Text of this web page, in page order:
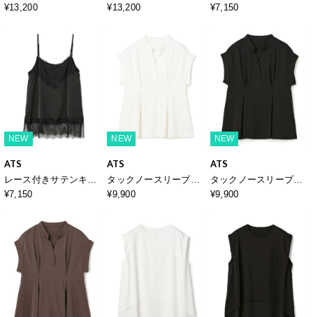
ルオーバー
¥13,200
ルオーバー
¥13,200
ミソール
¥7,150
NEW
ATS
レース付きサテンキャ
ミソール
¥7,150
NEW
ATS
タックノースリーブカ
ットソー
¥9,900
NEW
ATS
タックノースリーブカ
ットソー
¥9,900